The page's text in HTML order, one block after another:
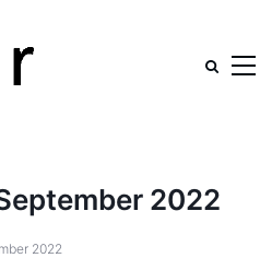
2022
2022